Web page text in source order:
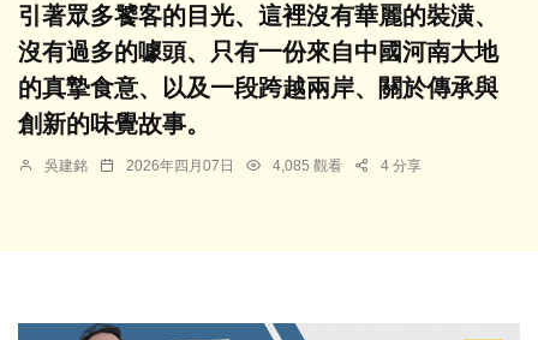
引著眾多饕客的目光、這裡沒有華麗的裝潢、
沒有過多的噱頭、只有一份來自中國河南大地
的真摯食意、以及一段跨越兩岸、關於傳承與
創新的味覺故事。
吳建銘 2026年四月07日 4,085 觀看 4 分享